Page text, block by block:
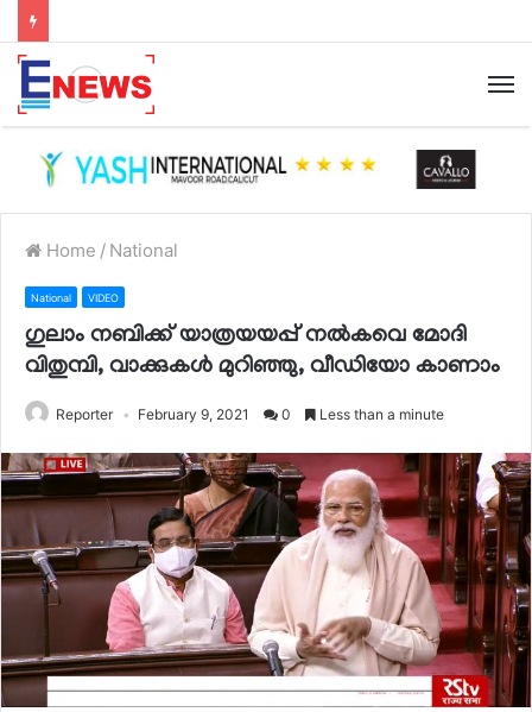
Home / National
National VIDEO
ഗുലാം നബിക്ക് യാത്രയയപ്പ് നല്‍കവെ മോദി
വിതുമ്പി, വാക്കുകള്‍ മുറിഞ്ഞു, വീഡിയോ കാണാം
Reporter February 9, 2021 0 Less than a minute